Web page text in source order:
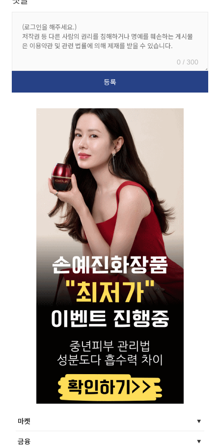
0 / 300
마켓
금융